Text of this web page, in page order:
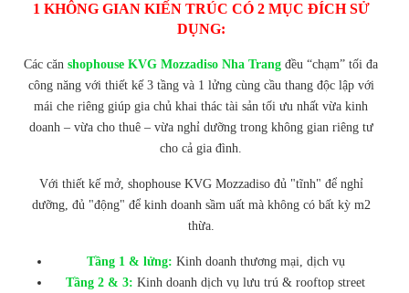
1 KHÔNG GIAN KIẾN TRÚC CÓ 2 MỤC ĐÍCH SỬ
DỤNG:
Các căn shophouse KVG Mozzadiso Nha Trang đều “chạm” tối đa
công năng với thiết kế 3 tầng và 1 lửng cùng cầu thang độc lập với
mái che riêng giúp gia chủ khai thác tài sản tối ưu nhất vừa kinh
doanh – vừa cho thuê – vừa nghỉ dưỡng trong không gian riêng tư
cho cả gia đình.
Với thiết kế mở, shophouse KVG Mozzadiso đủ "tĩnh" để nghỉ
dưỡng, đủ "động" để kinh doanh sầm uất mà không có bất kỳ m2
thừa.
Tầng 1 & lửng: Kinh doanh thương mại, dịch vụ
Tầng 2 & 3: Kinh doanh dịch vụ lưu trú & rooftop street